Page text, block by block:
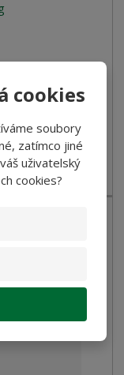
cookies
soubory
zatímco jiné
uživatelský
cookies?